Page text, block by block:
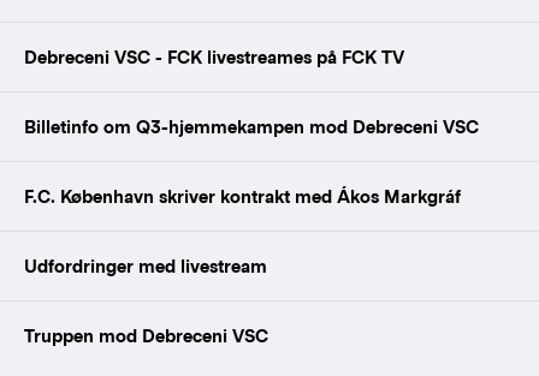
Debreceni VSC - FCK livestreames på FCK TV
Billetinfo om Q3-hjemmekampen mod Debreceni VSC
F.C. København skriver kontrakt med Ákos Markgráf
Udfordringer med livestream
Truppen mod Debreceni VSC